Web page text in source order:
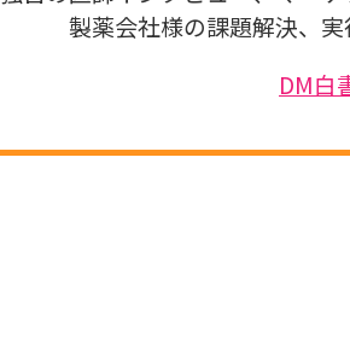
製薬会社様の課題解決、実
DM白